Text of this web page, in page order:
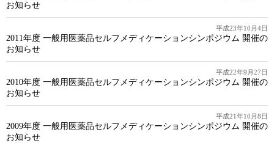
お知らせ
平成23年10月4日
2011年度 一般用医薬品セルフメディケーションシンポジウム 開催の
お知らせ
平成22年9月27日
2010年度 一般用医薬品セルフメディケーションシンポジウム 開催の
お知らせ
平成21年10月8日
2009年度 一般用医薬品セルフメディケーションシンポジウム 開催の
お知らせ